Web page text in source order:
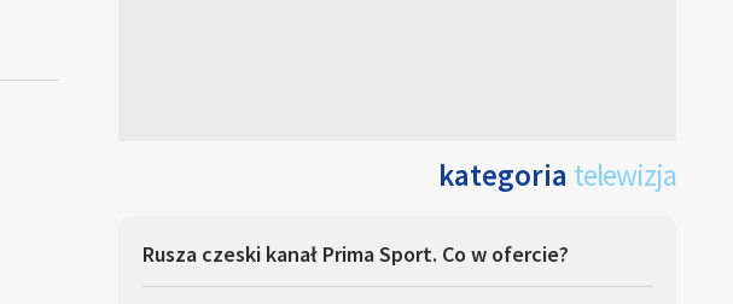
kategoria telewizja
Rusza czeski kanał Prima Sport. Co w ofercie?